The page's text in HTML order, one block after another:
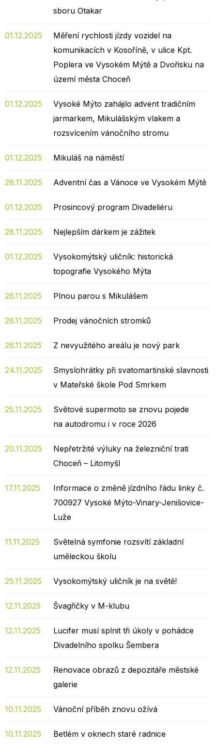
sboru Otakar
01.12.2025
Měření rychlosti jízdy vozidel na
komunikacích v Kosoříně, v ulice Kpt.
Poplera ve Vysokém Mýtě a Dvořisku na
území města Choceň
01.12.2025
Vysoké Mýto zahájilo advent tradičním
jarmarkem, Mikulášským vlakem a
rozsvícením vánočního stromu
01.12.2025 Mikuláš na náměstí
28.11.2025 Adventní čas a Vánoce ve Vysokém Mýtě
01.12.2025 Prosincový program Divadeliéru
28.11.2025 Nejlepším dárkem je zážitek
01.12.2025
Vysokomýtský uličník: historická
topografie Vysokého Mýta
26.11.2025 Plnou parou s Mikulášem
26.11.2025 Prodej vánočních stromků
26.11.2025 Z nevyužitého areálu je nový park
24.11.2025
Smyslohrátky při svatomartinské slavnosti
v Mateřské škole Pod Smrkem
25.11.2025
Světové supermoto se znovu pojede
na autodromu i v roce 2026
20.11.2025
Nepřetržité výluky na železniční trati
Choceň – Litomyšl
17.11.2025
Informace o změně jízdního řádu linky č.
700927 Vysoké Mýto-Vinary-Jenišovice-
Luže
11.11.2025
Světelná symfonie rozsvítí základní
uměleckou školu
25.11.2025 Vysokomýtský uličník je na světě!
12.11.2025 Švagřičky v M-klubu
12.11.2025
Lucifer musí splnit tři úkoly v pohádce
Divadelního spolku Šembera
12.11.2025
Renovace obrazů z depozitáře městské
galerie
10.11.2025 Vánoční příběh znovu ožívá
10.11.2025 Betlém v oknech staré radnice